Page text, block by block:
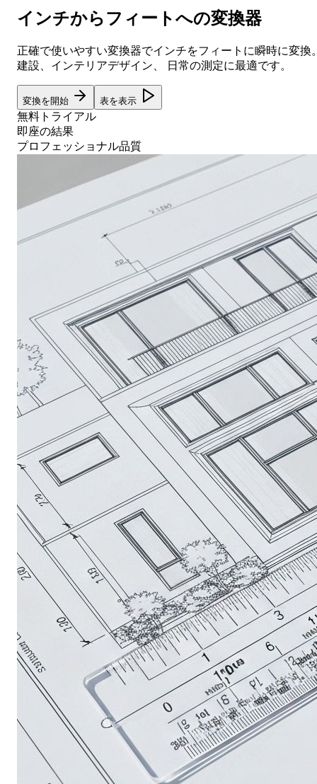
インチからフィートへの変換器
正確で使いやすい変換器でインチをフィートに瞬時に変換
建設、インテリアデザイン、 日常の測定に最適です。
変換を開始 表を表示
無料トライアル
即座の結果
プロフェッショナル品質